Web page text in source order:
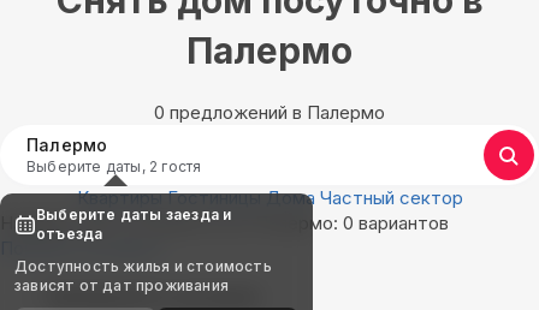
Палермо
0 предложений в Палермо
Палермо
Выберите даты, 2 гостя
Квартиры Гостиницы Дома Частный сектор
Найдём, где остановиться в Палермо: 0 вариантов
Показать на карте
Выбирайте лучшее
Выберите даты заезда и
отъезда
Доступность жилья и стоимость
зависят от дат проживания